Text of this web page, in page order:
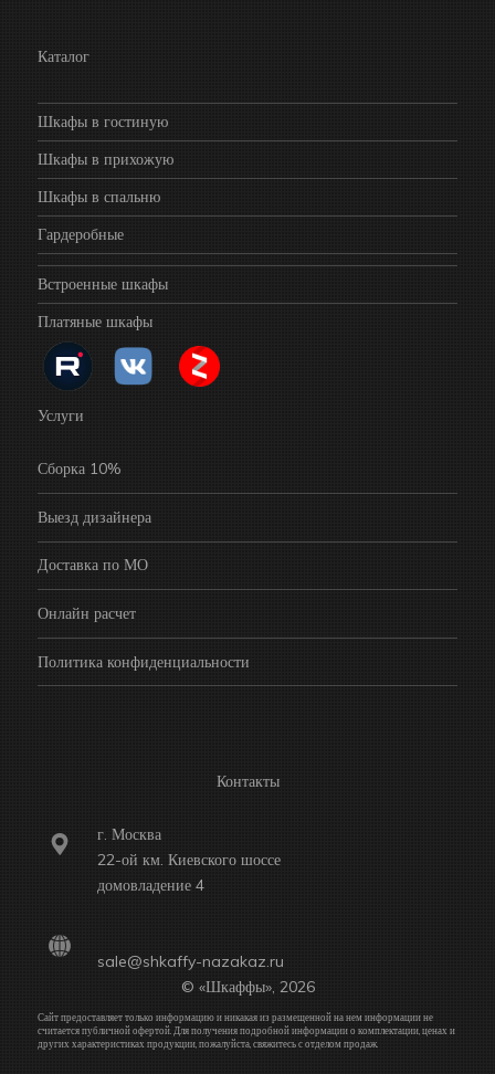
Каталог
Шкафы в гостиную
Шкафы в прихожую
Шкафы в спальню
Гардеробные
Встроенные шкафы
Платяные шкафы
Услуги
Сборка 10%
Выезд дизайнера
Доставка по МО
Онлайн расчет
Политика конфиденциальности
Контакты
г. Москва
22-ой км. Киевского шоссе
домовладение 4
sale@shkaffy-nazakaz.ru
© «Шкаффы», 2026
Сайт предоставляет только информацию и никакая из размещенной на нем информации не
считается публичной офертой. Для получения подробной информации о комплектации, ценах и
других характеристиках продукции, пожалуйста, свяжитесь с отделом продаж.